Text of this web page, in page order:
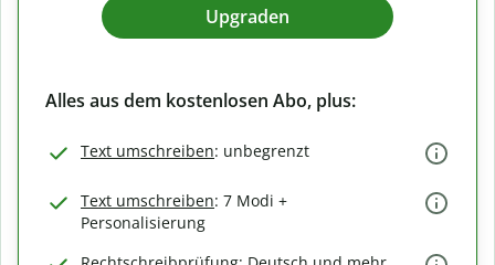
Upgraden
Alles aus dem kostenlosen Abo, plus:
Text umschreiben: unbegrenzt
Text umschreiben: 7 Modi +
Personalisierung